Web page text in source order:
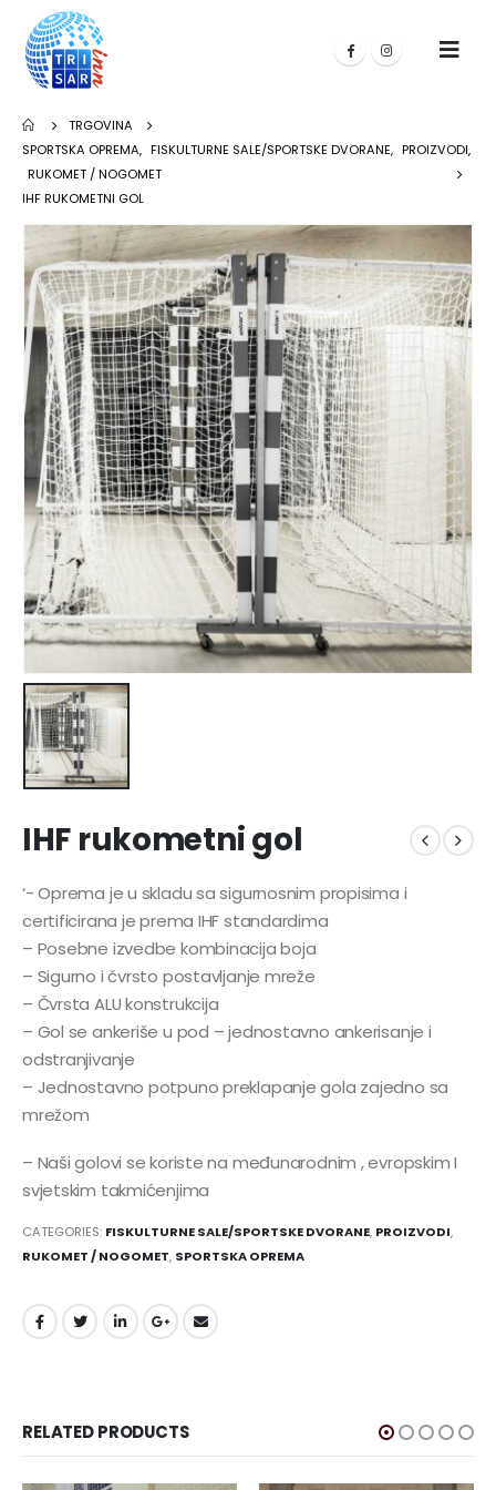
TRGOVINA
SPORTSKA OPREMA, FISKULTURNE SALE/SPORTSKE DVORANE, PROIZVODI,
RUKOMET / NOGOMET
IHF RUKOMETNI GOL
IHF rukometni gol
‘- Oprema je u skladu sa sigurnosnim propisima i
certificirana je prema IHF standardima
– Posebne izvedbe kombinacija boja
– Sigurno i čvrsto postavljanje mreže
– Čvrsta ALU konstrukcija
– Gol se ankeriše u pod – jednostavno ankerisanje i
odstranjivanje
– Jednostavno potpuno preklapanje gola zajedno sa
mrežom
– Naši golovi se koriste na međunarodnim , evropskim I
svjetskim takmićenjima
CATEGORIES: FISKULTURNE SALE/SPORTSKE DVORANE, PROIZVODI,
RUKOMET / NOGOMET, SPORTSKA OPREMA
RELATED PRODUCTS